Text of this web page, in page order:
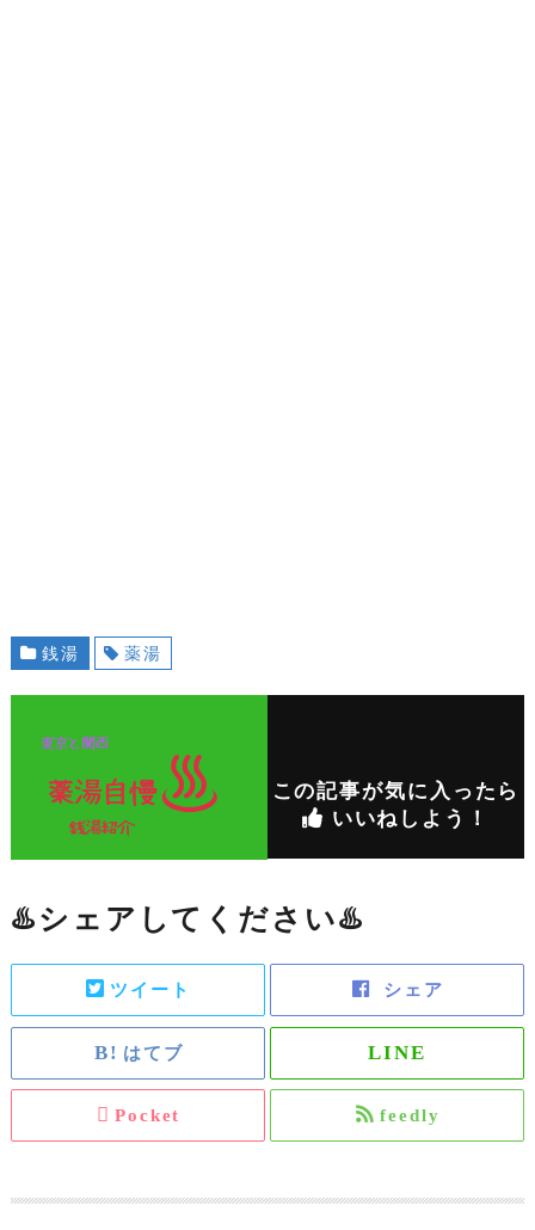
銭湯 薬湯
この記事が気に入ったら
いいねしよう！
♨️シェアしてください♨️
ツイート シェア
はてブ
Pocket feedly